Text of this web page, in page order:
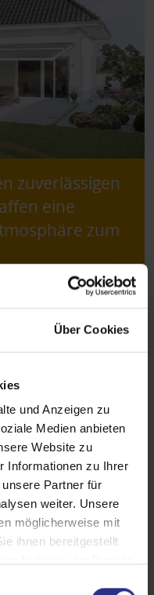
Über Cookies
und Anzeigen zu
Medien anbieten
Website zu
Informationen zu Ihrer
Partner für
weiter. Unsere
möglicherweise mit
ihnen bereitgestellt
zuverlässigen
eine
zum